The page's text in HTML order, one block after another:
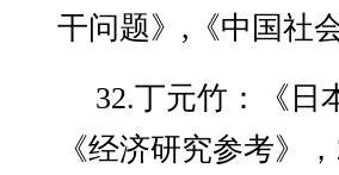
干问题》,《中国社
32.丁元竹：《日
《经济研究参考》